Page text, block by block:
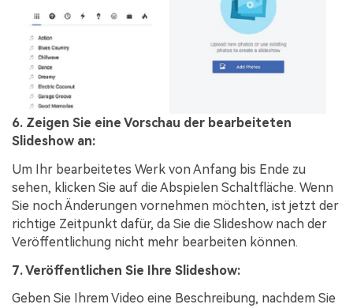
6. Zeigen Sie eine Vorschau der bearbeiteten
Slideshow an:
Um Ihr bearbeitetes Werk von Anfang bis Ende zu
sehen, klicken Sie auf die Abspielen Schaltfläche. Wenn
Sie noch Änderungen vornehmen möchten, ist jetzt der
richtige Zeitpunkt dafür, da Sie die Slideshow nach der
Veröffentlichung nicht mehr bearbeiten können.
7. Veröffentlichen Sie Ihre Slideshow:
Geben Sie Ihrem Video eine Beschreibung, nachdem Sie